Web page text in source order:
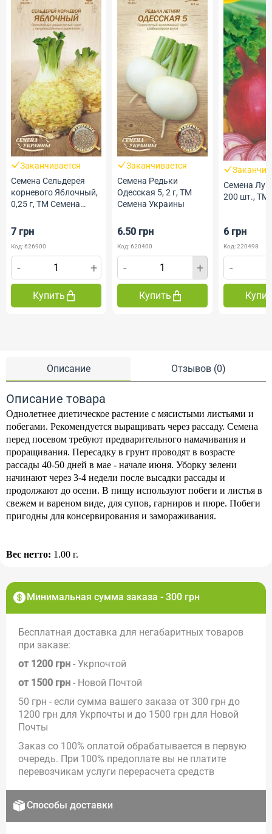
Минимальная сумма заказа - 300 грн
Бесплатная доставка для негабаритных товаров
при заказе:
от 1200 грн - Укрпочтой
от 1500 грн - Новой Почтой
50 грн - если сумма вашего заказа от 300 грн до
1200 грн для Укрпочты и до 1500 грн для Новой
Почты
Заказ со 100% оплатой обрабатывается в первую
очередь. При 100% предоплате вы не платите
перевозчикам услуги перерасчета средств
Способы доставки
Описание Отзывов (0)
Описание товара
Однолетнее диетическое растение с мясистыми листьями и
побегами. Рекомендуется выращивать через рассаду. Семена
перед посевом требуют предварительного намачивания и
проращивания. Пересадку в грунт проводят в возрасте
рассады 40-50 дней в мае - начале июня. Уборку зелени
начинают через 3-4 недели после высадки рассады и
продолжают до осени. В пищу используют побеги и листья в
свежем и вареном виде, для супов, гарниров и пюре. Побеги
пригодны для консервирования и замораживания.
Вес нетто: 1.00 г.
Заканчивается
Семена Сельдерея
корневого Яблочный,
0,25 г, ТМ Семена
7 грн
Код: 626900
- +
Купить
Заканчивается
Семена Редьки
Одесская 5, 2 г, ТМ
Семена Украины
6.50 грн
Код: 620400
- +
Купить
Семена
200 шт., ТМ
6 грн
Код: 220498
-